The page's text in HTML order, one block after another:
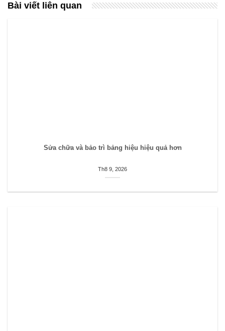
Bài viết liên quan
Sửa chữa và bảo trì bảng hiệu hiệu quả hơn
Th8 9, 2026